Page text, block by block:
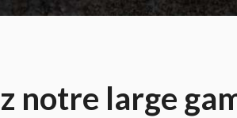
notre large